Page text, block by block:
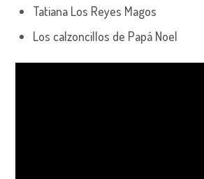
Tatiana Los Reyes Magos
Los calzoncillos de Papá Noel